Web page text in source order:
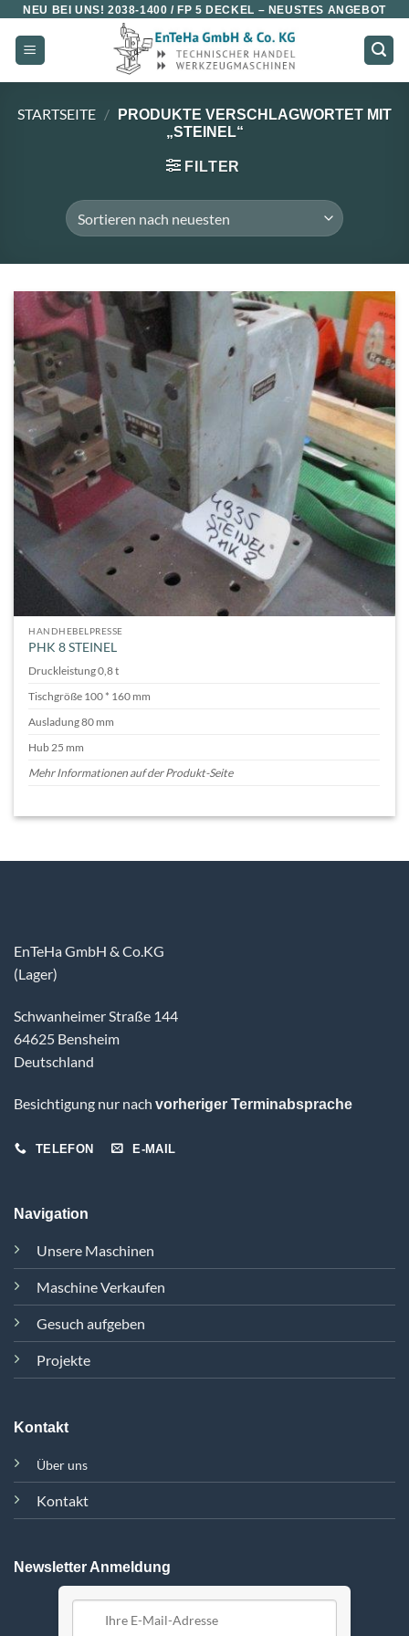
Zum
Inhalt
springen
NEU BEI UNS!2038-1400 / FP 5 DECKEL – NEUSTES ANGEBOT
STARTSEITE /
PRODUKTE VERSCHLAGWORTET MIT
„STEINEL“
FILTER
HANDHEBELPRESSE
PHK 8 STEINEL
Druckleistung 0,8 t
Tischgröße 100 * 160 mm
Ausladung 80 mm
Hub 25 mm
Mehr Informationen auf der Produkt-Seite
EnTeHa GmbH & Co.KG
(Lager)
Schwanheimer Straße 144
64625 Bensheim
Deutschland
Besichtigung nur nach vorheriger Terminabsprache
TELEFON E-MAIL
Navigation
Unsere Maschinen
Maschine Verkaufen
Gesuch aufgeben
Projekte
Kontakt
Über uns
Kontakt
Newsletter Anmeldung